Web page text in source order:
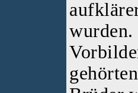
wurden.